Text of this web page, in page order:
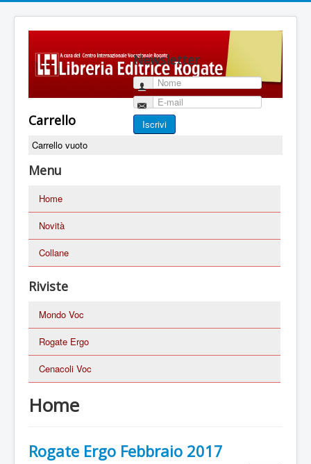
Newsletter
Nome
E-mail
Iscrivi
Carrello
Carrello vuoto
Menu
Home
Novità
Collane
Riviste
Mondo Voc
Rogate Ergo
Cenacoli Voc
Home
Rogate Ergo Febbraio 2017